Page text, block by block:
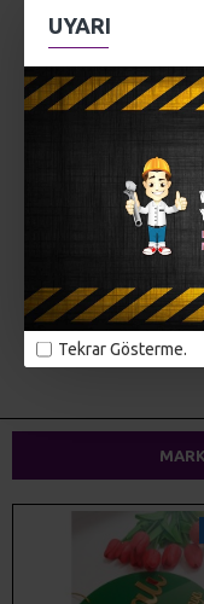
UYARI
Tekrar Gösterme.
AÇIKLAMA
* Yaylı gümüş halka
* 1 adet fiyatıdır...
ETIKETLER: hobi
amigurumi malzemeleri